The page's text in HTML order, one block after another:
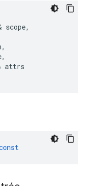
scope,
,
,
attrs